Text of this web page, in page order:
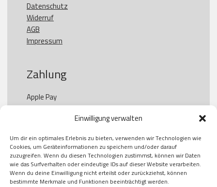
Einwilligung verwalten
Um dir ein optimales Erlebnis zu bieten, verwenden wir Technologien wie
Cookies, um Geräteinformationen zu speichern und/oder darauf
zuzugreifen. Wenn du diesen Technologien zustimmst, können wir Daten
wie das Surfverhalten oder eindeutige IDs auf dieser Website verarbeiten.
Wenn du deine Einwilligung nicht erteilst oder zurückziehst, können
bestimmte Merkmale und Funktionen beeinträchtigt werden.
Datenschutz
Widerruf
AGB
Impressum
Zahlung
Apple Pay
Paypal
Kauf auf Rechung
Klarna
American Express